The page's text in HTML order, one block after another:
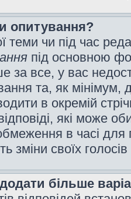
опитування?
теми чи під час
під основною
за все, у вас
та, як мінімум,
в окремій
відповіді, які може
в часі для
зміни своїх
більше